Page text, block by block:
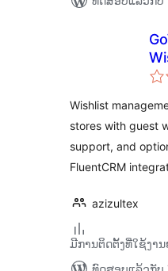
Wishlist
stores with guest
support, and
FluentCRM
azizultex
ມີການຕິດຕັ້ງທີ່ໃຊ້ງາ